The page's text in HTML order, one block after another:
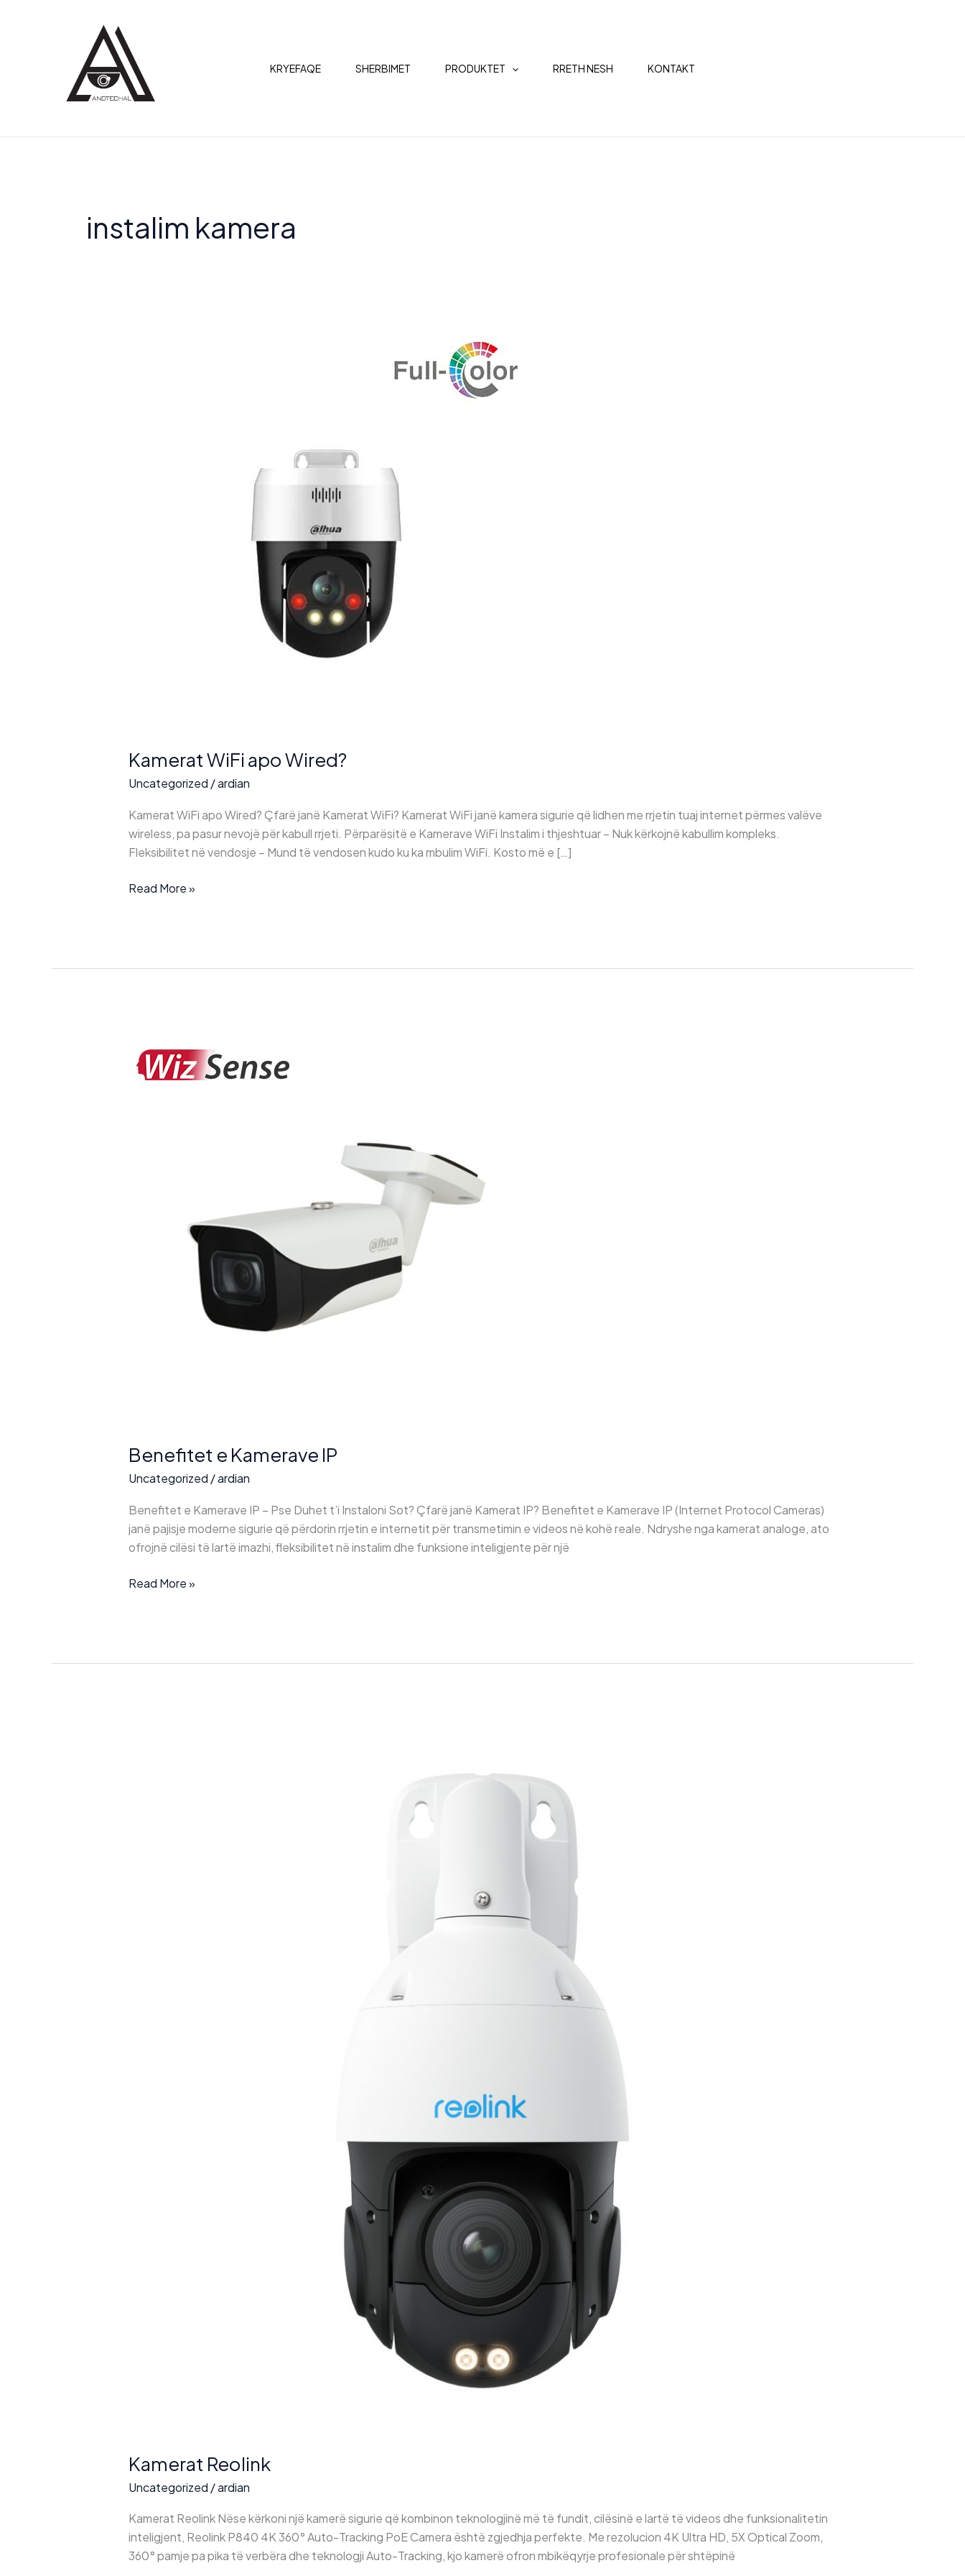
KRYEFAQE SHERBIMET PRODUKTET RRETH NESH KONTAKT
instalim kamera
Kamerat WiFi apo Wired?
Uncategorized /ardian
Kamerat WiFi apo Wired? Çfarë janë Kamerat WiFi? Kamerat WiFi janë kamera sigurie që lidhen me rrjetin tuaj internet përmes valëve
wireless, pa pasur nevojë për kabull rrjeti. Përparësitë e Kamerave WiFi Instalim i thjeshtuar – Nuk kërkojnë kabullim kompleks.
Fleksibilitet në vendosje – Mund të vendosen kudo ku ka mbulim WiFi. Kosto më e […]
Kamerat
Read More »
Benefitet e Kamerave IP
Uncategorized /ardian
Benefitet e Kamerave IP – Pse Duhet t’i Instaloni Sot? Çfarë janë Kamerat IP? Benefitet e Kamerave IP (Internet Protocol Cameras)
janë pajisje moderne sigurie që përdorin rrjetin e internetit për transmetimin e videos në kohë reale. Ndryshe nga kamerat analoge, ato
ofrojnë cilësi të lartë imazhi, fleksibilitet në instalim dhe funksione inteligjente për një
Benefitet
Read More »
Kamerat Reolink
Uncategorized /ardian
Kamerat Reolink Nëse kërkoni një kamerë sigurie që kombinon teknologjinë më të fundit, cilësinë e lartë të videos dhe funksionalitetin
inteligjent, Reolink P840 4K 360° Auto-Tracking PoE Camera është zgjedhja perfekte. Me rezolucion 4K Ultra HD, 5X Optical Zoom,
360° pamje pa pika të verbëra dhe teknologji Auto-Tracking, kjo kamerë ofron mbikëqyrje profesionale për shtëpinë